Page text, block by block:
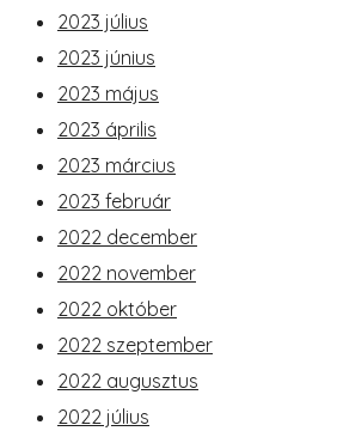
2023 július
2023 június
2023 május
2023 április
2023 március
2023 február
2022 december
2022 november
2022 október
2022 szeptember
2022 augusztus
2022 július